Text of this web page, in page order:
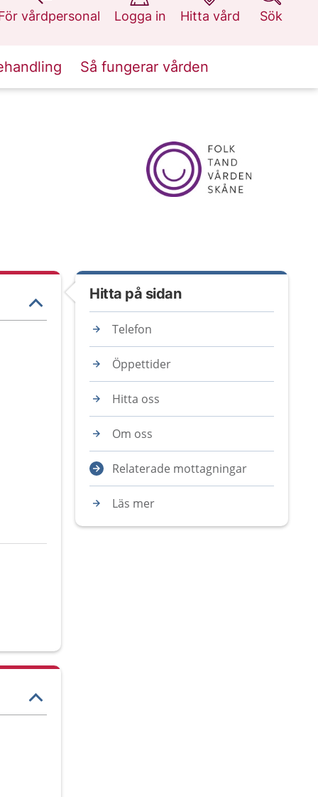
vårdpersonal
Logga in
Hitta vård
Sök
Så fungerar vården
Hitta på sidan
Telefon
Öppettider
Hitta oss
Om oss
Relaterade mottagningar
Läs mer